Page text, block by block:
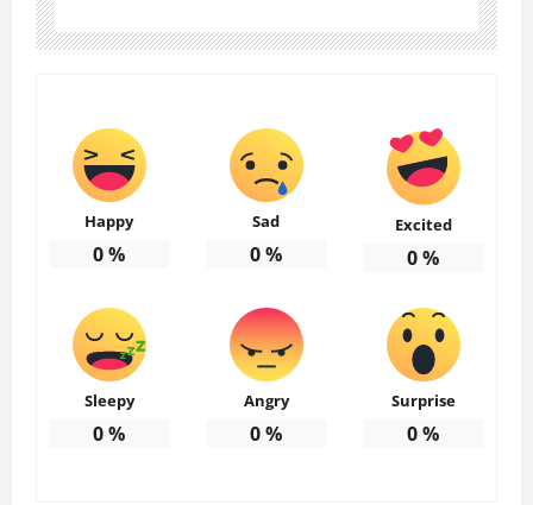
Happy
0%
Sad
0%
Excited
0%
Sleepy
0%
Angry
0%
Surprise
0%